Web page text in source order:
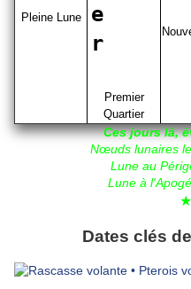
Pleine Lune
Premier
Quartier
Ces jours là,
Nœuds lunaires
Lune au
Lune à
Dates clés